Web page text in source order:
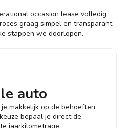
occasion lease volledig
graag simpel en transparant.
stappen we doorlopen.
auto
makkelijk op de behoeften
bepaal je direct de